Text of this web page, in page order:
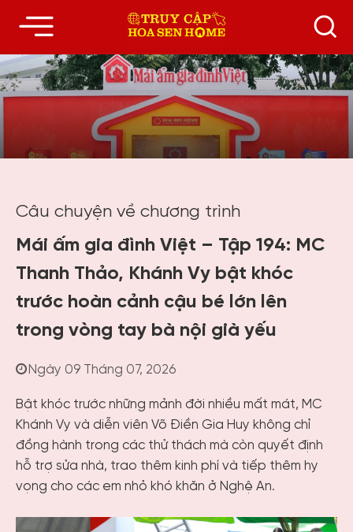
Câu chuyện về chương trình
Mái ấm gia đình Việt – Tập 194: MC
Thanh Thảo, Khánh Vy bật khóc
trước hoàn cảnh cậu bé lớn lên
trong vòng tay bà nội già yếu
Ngày 09 Tháng 07, 2026
Bật khóc trước những mảnh đời nhiều mất mát, MC
Khánh Vy và diễn viên Võ Điền Gia Huy không chỉ
đồng hành trong các thử thách mà còn quyết định
hỗ trợ sửa nhà, trao thêm kinh phí và tiếp thêm hy
vọng cho các em nhỏ khó khăn ở Nghệ An.